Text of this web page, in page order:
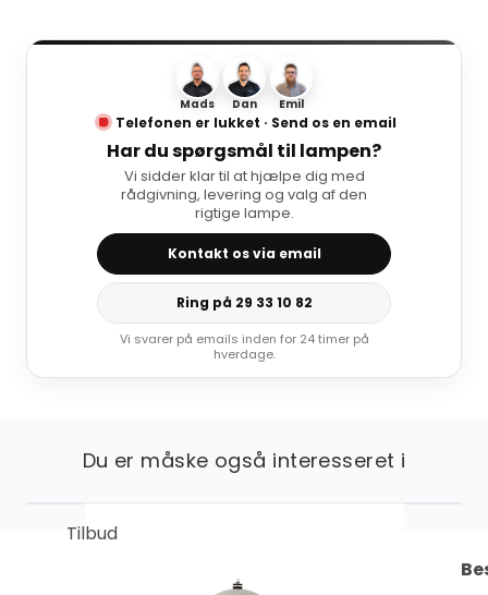
Mads Dan Emil
Telefonen er lukket · Send os en email
Har du spørgsmål til lampen?
Vi sidder klar til at hjælpe dig med
rådgivning, levering og valg af den
rigtige lampe.
Kontakt os via email
Ring på 29 33 10 82
Vi svarer på emails inden for 24 timer på
hverdage.
Du er måske også interesseret i
Tilbud